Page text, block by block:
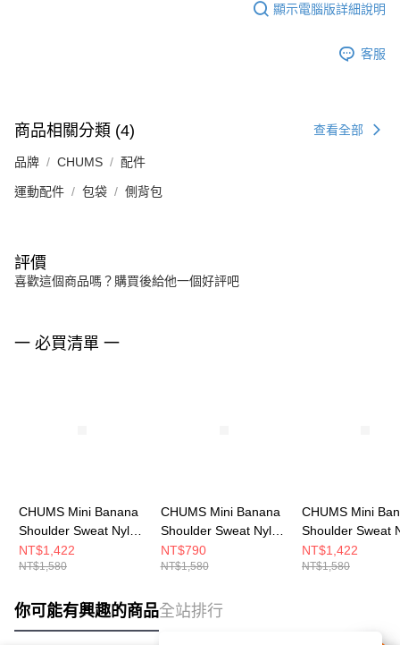
顯示電腦版詳細說明
客服
商品相關分類 (4) 查看全部
品牌 CHUMS 配件
運動配件 包袋 側背包
評價
喜歡這個商品嗎？購買後給他一個好評吧
一 必買清單 一
CHUMS Mini Banana
Shoulder Sweat Nylon
側背包
CH603609K018
NT$1,422
NT$1,580
CHUMS Mini Banana
Shoulder Sweat Nylon
側背包
CH603609P028
NT$790
NT$1,580
CHUMS Mini
Shoulder Sweat
側背包
CH603609N016
NT$1,422
NT$1,580
你可能有興趣的商品全站排行